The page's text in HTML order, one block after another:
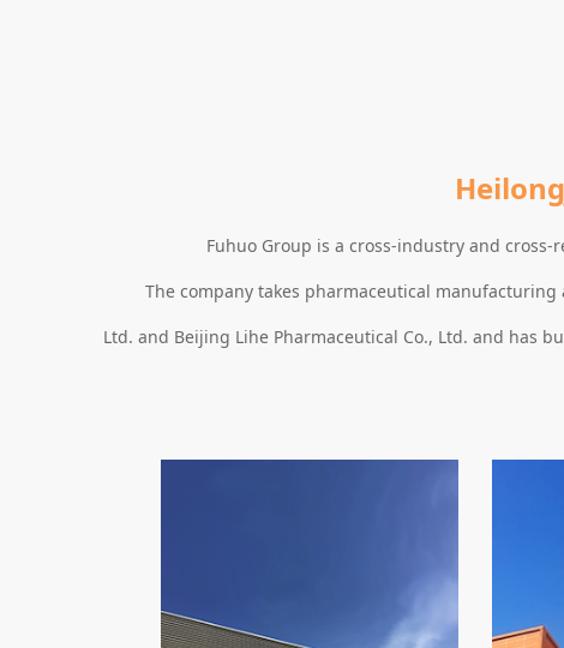
Fuhuo Group is a cross-industry and
The company takes pharmaceutical
Ltd. and Beijing Lihe Pharmaceutical Co., Ltd. and has